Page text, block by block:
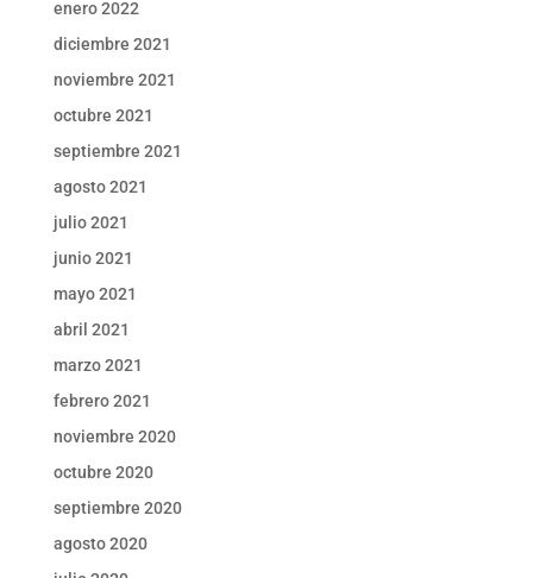
enero 2022
diciembre 2021
noviembre 2021
octubre 2021
septiembre 2021
agosto 2021
julio 2021
junio 2021
mayo 2021
abril 2021
marzo 2021
febrero 2021
noviembre 2020
octubre 2020
septiembre 2020
agosto 2020